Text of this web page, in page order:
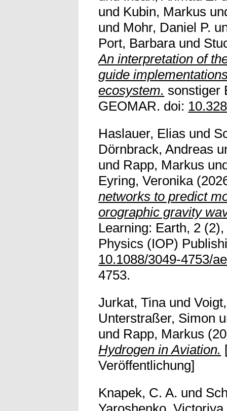
und Kubin, Markus
und Mohr, Daniel P.
Port, Barbaraund
An interpretation of
guide
ecosystem. sonstiger
GEOMAR. doi:
Haslauer, Elias und
Dörnbrack, Andreas
und Rapp, Markus
Eyring, Veronika
networks to predict
orographic gravity
Learning: Earth, 2
Physics (IOP)
10.1088/3049-4753/
4753.
Jurkat, Tinaund
Unterstraßer, Simon
und Rapp, Markus
Hydrogen in Aviation.
Veröffentlichung]
Knapek, C. A. und